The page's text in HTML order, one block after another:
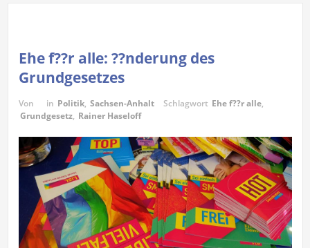
Ehe f??r alle: ??nderung des
Grundgesetzes
Von in Politik, Sachsen-Anhalt Schlagwort Ehe f??r alle,
Grundgesetz, Rainer Haseloff